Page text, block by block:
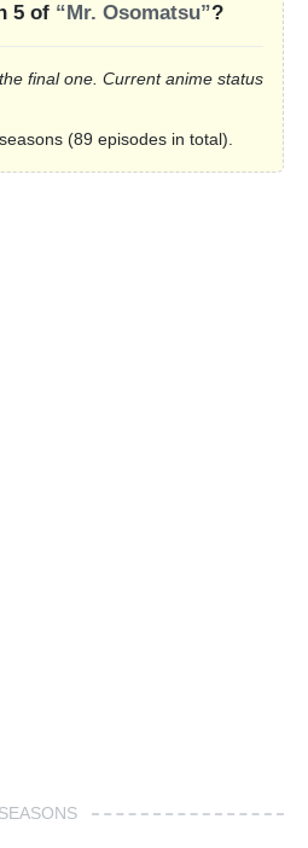
5 of “Mr. Osomatsu”?
final one. Current anime status
(89 episodes in total).
SEASONS